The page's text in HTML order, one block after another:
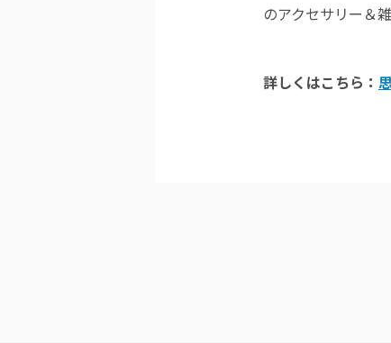
のアクセサリー＆
詳しくはこちら：